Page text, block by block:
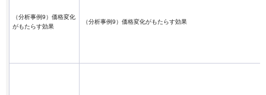
（分析事例9）価格変化
がもたらす効果
（分析事例9）価格変化がもたらす効果